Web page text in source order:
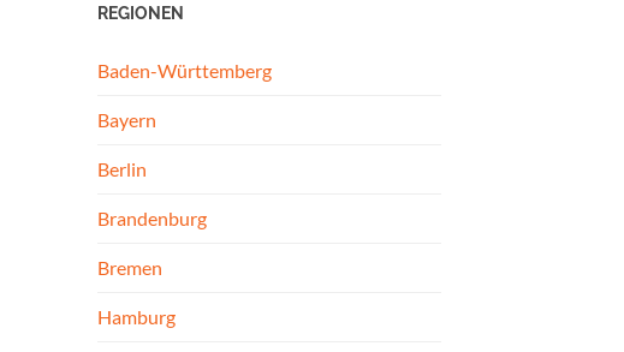
REGIONEN
Baden-Württemberg
Bayern
Berlin
Brandenburg
Bremen
Hamburg